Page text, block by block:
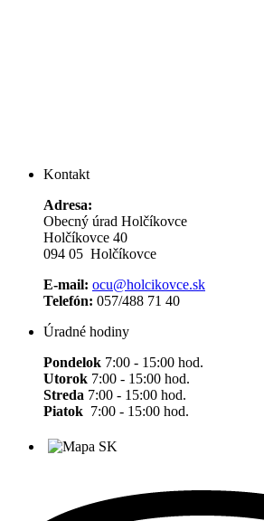
Kontakt
Adresa:
Obecný úrad Holčíkovce
Holčíkovce 40
094 05 Holčíkovce
E-mail: ocu@holcikovce.sk
Telefón: 057/488 71 40
Úradné hodiny
Pondelok 7:00 - 15:00 hod.
Utorok 7:00 - 15:00 hod.
Streda 7:00 - 15:00 hod.
Piatok 7:00 - 15:00 hod.